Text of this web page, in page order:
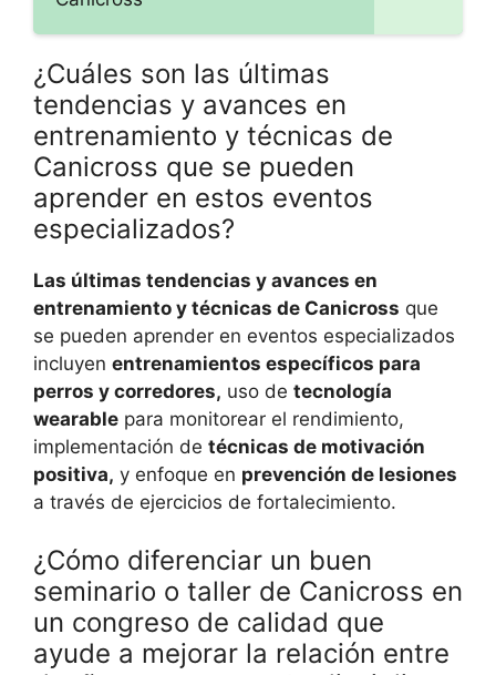
¿Cuáles son las últimas
tendencias y avances en
entrenamiento y técnicas de
Canicross que se pueden
aprender en estos eventos
especializados?
Las últimas tendencias y avances en
entrenamiento y técnicas de Canicross que
se pueden aprender en eventos especializados
incluyen entrenamientos específicos para
perros y corredores, uso de tecnología
wearable para monitorear el rendimiento,
implementación de técnicas de motivación
positiva, y enfoque en prevención de lesiones
a través de ejercicios de fortalecimiento.
¿Cómo diferenciar un buen
seminario o taller de Canicross en
un congreso de calidad que
ayude a mejorar la relación entre